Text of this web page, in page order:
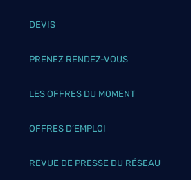
DEVIS
PRENEZ RENDEZ-VOUS
LES OFFRES DU MOMENT
OFFRES D’EMPLOI
REVUE DE PRESSE DU RÉSEAU